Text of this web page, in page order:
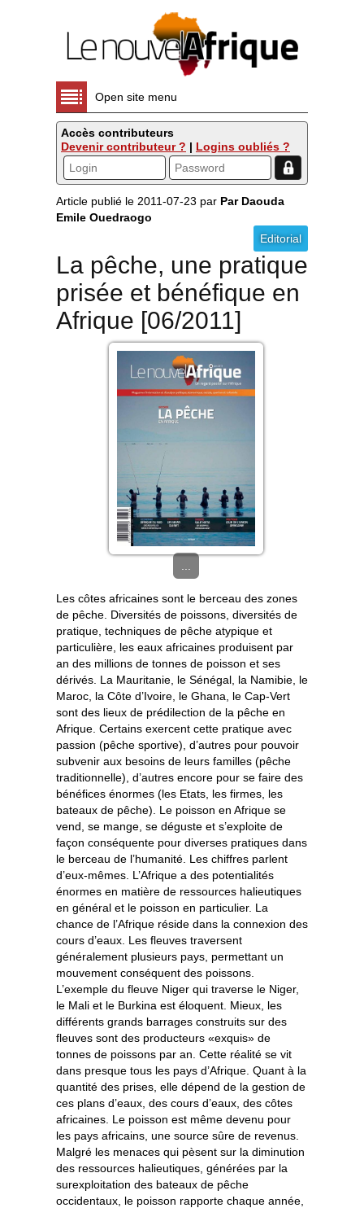
Open site menu
Accès contributeurs
Devenir contributeur ? | Logins oubliés ?
Article publié le 2011-07-23 par Par Daouda
Emile Ouedraogo
Editorial
La pêche, une pratique
prisée et bénéfique en
Afrique [06/2011]
Les côtes africaines sont le berceau des zones
de pêche. Diversités de poissons, diversités de
pratique, techniques de pêche atypique et
particulière, les eaux africaines produisent par
an des millions de tonnes de poisson et ses
dérivés. La Mauritanie, le Sénégal, la Namibie, le
Maroc, la Côte d’Ivoire, le Ghana, le Cap-Vert
sont des lieux de prédilection de la pêche en
Afrique. Certains exercent cette pratique avec
passion (pêche sportive), d’autres pour pouvoir
subvenir aux besoins de leurs familles (pêche
traditionnelle), d’autres encore pour se faire des
bénéfices énormes (les Etats, les firmes, les
bateaux de pêche). Le poisson en Afrique se
vend, se mange, se déguste et s’exploite de
façon conséquente pour diverses pratiques dans
le berceau de l’humanité. Les chiffres parlent
d’eux-mêmes. L’Afrique a des potentialités
énormes en matière de ressources halieutiques
en général et le poisson en particulier. La
chance de l’Afrique réside dans la connexion des
cours d’eaux. Les fleuves traversent
généralement plusieurs pays, permettant un
mouvement conséquent des poissons.
L’exemple du fleuve Niger qui traverse le Niger,
le Mali et le Burkina est éloquent. Mieux, les
différents grands barrages construits sur des
fleuves sont des producteurs «exquis» de
tonnes de poissons par an. Cette réalité se vit
dans presque tous les pays d’Afrique. Quant à la
quantité des prises, elle dépend de la gestion de
ces plans d’eaux, des cours d’eaux, des côtes
africaines. Le poisson est même devenu pour
les pays africains, une source sûre de revenus.
Malgré les menaces qui pèsent sur la diminution
des ressources halieutiques, générées par la
surexploitation des bateaux de pêche
occidentaux, le poisson rapporte chaque année,